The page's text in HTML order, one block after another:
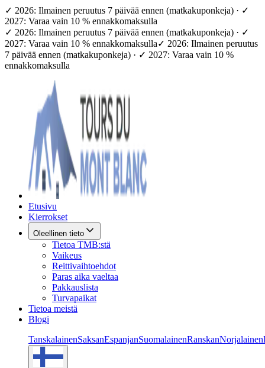
✓ 2026: Ilmainen peruutus 7 päivää ennen (matkakuponkeja) · ✓
2027: Varaa vain 10 % ennakkomaksulla
✓ 2026: Ilmainen peruutus 7 päivää ennen (matkakuponkeja) · ✓
2027: Varaa vain 10 % ennakkomaksulla✓ 2026: Ilmainen peruutus
7 päivää ennen (matkakuponkeja) · ✓ 2027: Varaa vain 10 %
ennakkomaksulla
Etusivu
Kierrokset
Oleellinen tieto
Tietoa TMB:stä
Vaikeus
Reittivaihtoehdot
Paras aika vaeltaa
Pakkauslista
Turvapaikat
Tietoa meistä
Blogi
TanskalainenSaksanEspanjanSuomalainenRanskanNorjalainen